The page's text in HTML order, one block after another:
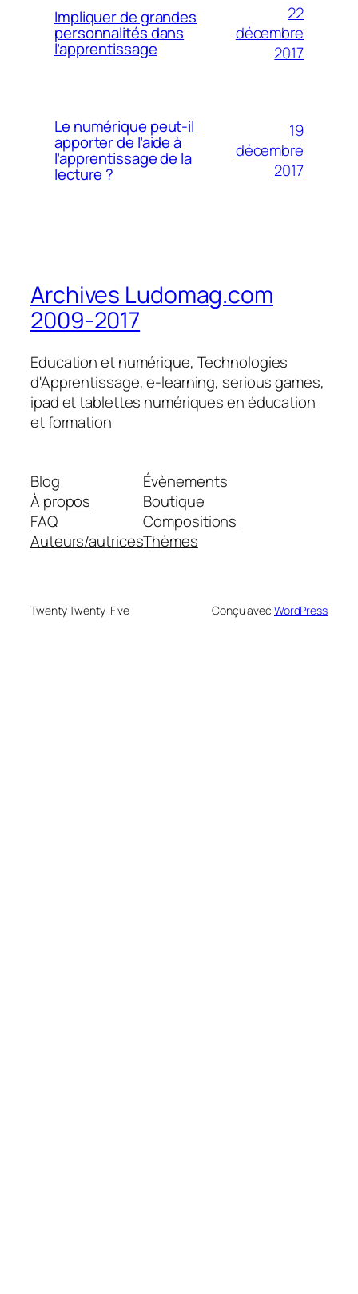
Impliquer de grandes
personnalités dans
l’apprentissage
22
décembre
2017
Le numérique peut-il
apporter de l’aide à
l’apprentissage de la
lecture ?
19
décembre
2017
Archives Ludomag.com
2009-2017
Education et numérique, Technologies
d'Apprentissage, e-learning, serious games,
ipad et tablettes numériques en éducation
et formation
Blog
À propos
FAQ
Auteurs/autrices
Évènements
Boutique
Compositions
Thèmes
Twenty Twenty-Five Conçu avec WordPress